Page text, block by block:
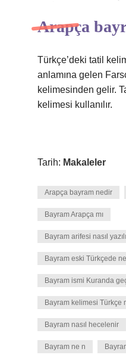
Arapça
Türkçe’deki tatil
anlamına gelen
kelimesinden gelir.
kelimesi kullanılır.
Tarih: Makaleler
Arapça bayram nedir
Bayram Arapça mı
Bayram arifesi nasıl
Bayram eski Türkçede
Bayram ismi Kuranda
Bayram kelimesi Türkçe
Bayram nasıl hecelenir
Bayram ne n